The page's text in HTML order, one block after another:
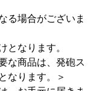
る場合がございま
となります。
な商品は、発砲ス
なります。＞